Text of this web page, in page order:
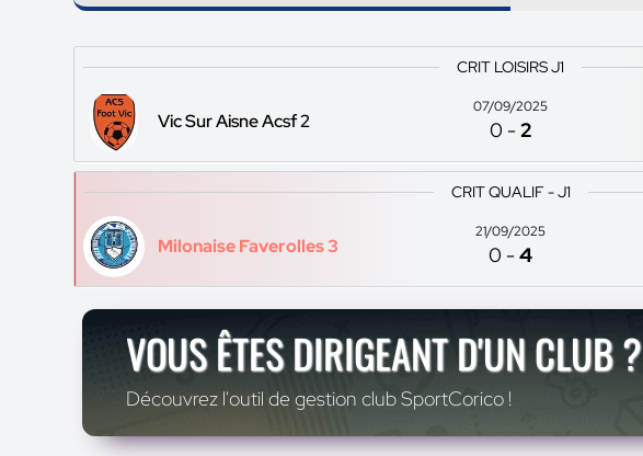
CRIT LOISIRS J1
Vic Sur Aisne Acsf 2
07/09/2025
0 -2
CRIT QUALIF - J1
Milonaise Faverolles 3
21/09/2025
0 -4
VOUS ÊTES DIRIGEANT D'UN CLUB ?
Découvrez l'outil de gestion club SportCorico !